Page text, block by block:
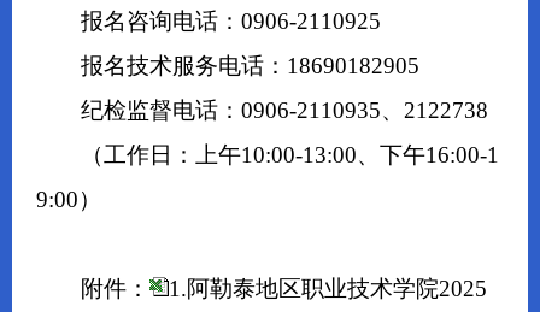
报名咨询电话：0906-2110925
报名技术服务电话：18690182905
纪检监督电话：0906-2110935、2122738
（工作日：上午10:00-13:00、下午16:00-1
9:00）
附件：
1.阿勒泰地区职业技术学院2025